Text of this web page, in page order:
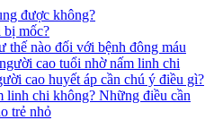
được không?
bị mốc?
thế nào đối với bệnh đông máu
cao tuổi nhờ nấm linh chi
cao huyết áp cần chú ý điều gì?
linh chi không? Những điều cần
trẻ nhỏ